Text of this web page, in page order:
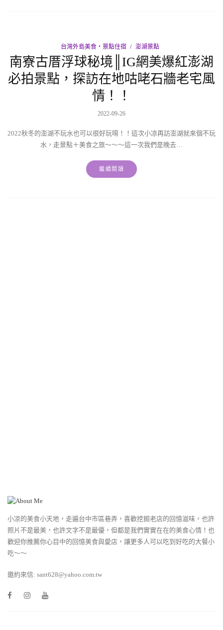
台灣外島美食‧景點住宿 澎湖景點
南寮古厝浮球秘境║IG網美爆紅澎湖
必拍景點，探訪在地咕咾石牆老宅風
情！！
2022-09-26
2022秋冬的澎湖不玩水也可以很好玩唷！！這次小凉再訪澎湖就來個不玩
水，走景點＋美食之旅～～～這一次我們是晚去…
繼續閱讀
小凉的美食小天地，走遍台中市區巷弄，喜歡挖掘老店的回憶滋味，也許
照片不是最美，也許文字不是最優，但都是我們實實在在的美食心情！也
歡迎你推薦你心目中的回憶美食與愛店，讓更多人可以吃到好吃的大餐小
吃～～
邀約來信: sant628@yahoo.com.tw